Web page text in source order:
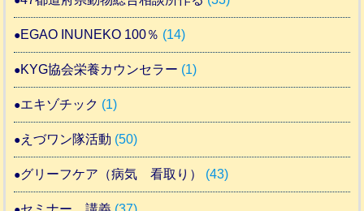
EGAO INUNEKO 100％ (14)
KYG協会栄養カウンセラー (1)
エキゾチック (1)
えづワン隊活動 (50)
グリーフケア（病気 看取り） (43)